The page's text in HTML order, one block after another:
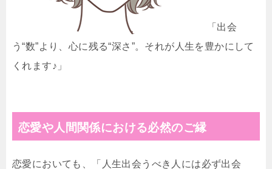
「出会
う“数”より、心に残る“深さ”。それが人生を豊かにして
くれます♪」
恋愛や人間関係における必然のご縁
恋愛においても、「人生出会うべき人には必ず出会